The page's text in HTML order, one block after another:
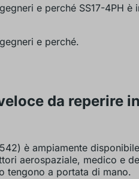
e perché SS17-4PH è
e perché.
da reperire
è ampiamente
aerospaziale, medico e
tengono a portata di mano.